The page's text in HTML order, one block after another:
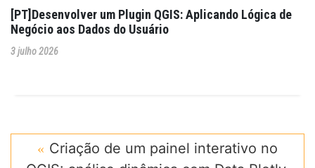
[PT]Desenvolver um Plugin QGIS: Aplicando Lógica de
Negócio aos Dados do Usuário
3 julho 2026
Criação de um painel interativo no